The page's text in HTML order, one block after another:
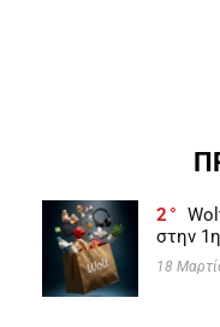
2
στην
18